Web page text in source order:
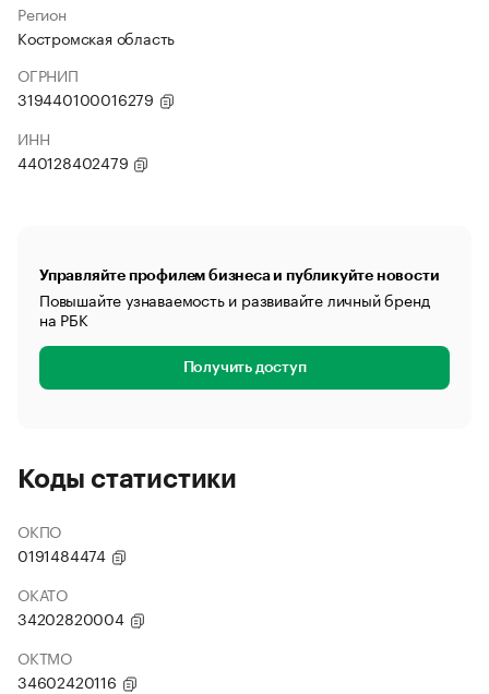
Регион
Костромская область
ОГРНИП
319440100016279
ИНН
440128402479
Управляйте профилем бизнеса и публикуйте новости
Повышайте узнаваемость и развивайте личный бренд
на РБК
Получить доступ
Коды статистики
ОКПО
0191484474
ОКАТО
34202820004
ОКТМО
34602420116